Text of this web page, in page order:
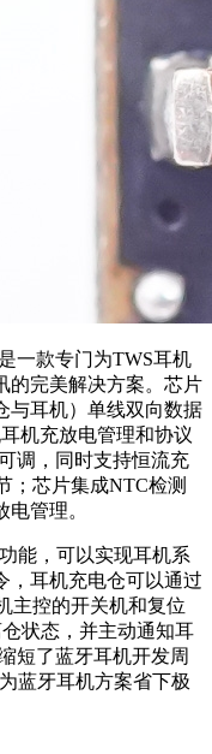
一款专门为TWS耳机
的完美解决方案。芯片
与耳机）单线双向数据
机充放电管理和协议
调，同时支持恒流充
；芯片集成NTC检测
管理。
能，可以实现耳机系
，耳机充电仓可以通过
主控的开关机和复位
状态，并主动通知耳
短了蓝牙耳机开发周
蓝牙耳机方案省下极